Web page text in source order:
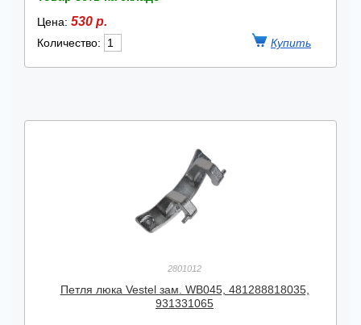
Цена: 530 р.
Количество:
2801012
Петля люка Vestel зам. WB045, 481288818035,
931331065